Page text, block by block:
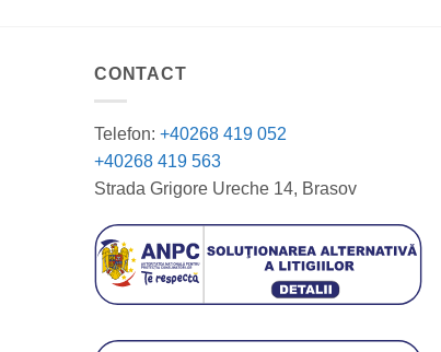
CONTACT
Telefon: +40268 419 052
+40268 419 563
Strada Grigore Ureche 14, Brasov